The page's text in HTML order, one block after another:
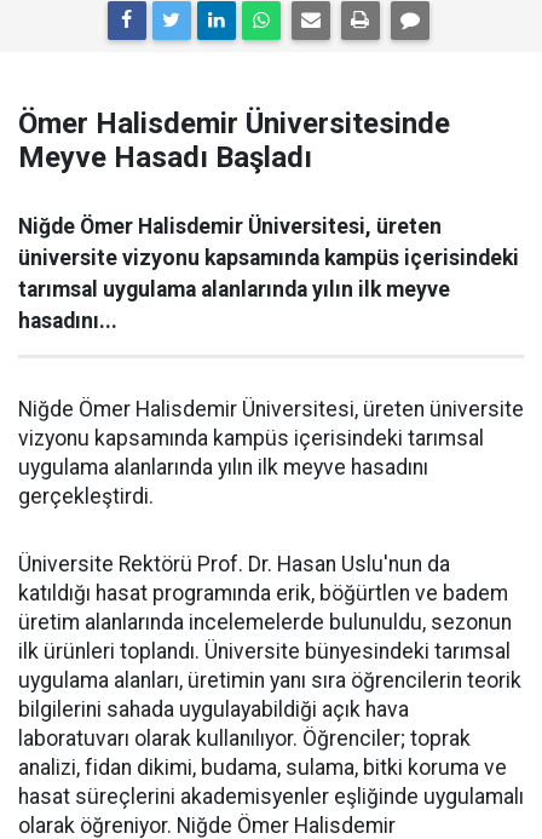
Ömer Halisdemir Üniversitesinde
Meyve Hasadı Başladı
Niğde Ömer Halisdemir Üniversitesi, üreten
üniversite vizyonu kapsamında kampüs içerisindeki
tarımsal uygulama alanlarında yılın ilk meyve
hasadını...
Niğde Ömer Halisdemir Üniversitesi, üreten üniversite
vizyonu kapsamında kampüs içerisindeki tarımsal
uygulama alanlarında yılın ilk meyve hasadını
gerçekleştirdi.
Üniversite Rektörü Prof. Dr. Hasan Uslu'nun da
katıldığı hasat programında erik, böğürtlen ve badem
üretim alanlarında incelemelerde bulunuldu, sezonun
ilk ürünleri toplandı. Üniversite bünyesindeki tarımsal
uygulama alanları, üretimin yanı sıra öğrencilerin teorik
bilgilerini sahada uygulayabildiği açık hava
laboratuvarı olarak kullanılıyor. Öğrenciler; toprak
analizi, fidan dikimi, budama, sulama, bitki koruma ve
hasat süreçlerini akademisyenler eşliğinde uygulamalı
olarak öğreniyor. Niğde Ömer Halisdemir